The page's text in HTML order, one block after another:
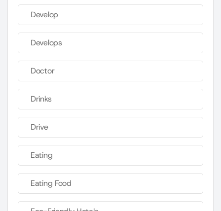
Develop
Develops
Doctor
Drinks
Drive
Eating
Eating Food